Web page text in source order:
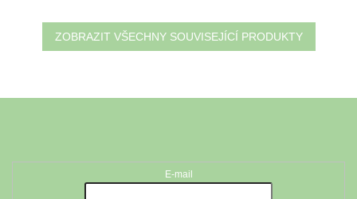
ZOBRAZIT VŠECHNY SOUVISEJÍCÍ PRODUKTY
E-mail